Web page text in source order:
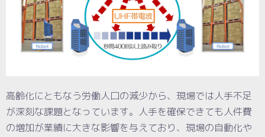
高齢化にともなう労働人口の減少から、現場では人手不足
が深刻な課題となっています。人手を確保できても人件費
の増加が業績に大きな影響を与えており、現場の自動化や